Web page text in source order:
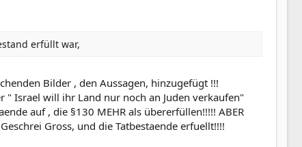
neuen Thread eine Entschuldigung setzen.
erfüllt war,
Bilder , den Aussagen, hinzugefügt !!!
" Israel will ihr Land nur noch an Juden verkaufen"
auf , die §130 MEHR als übererfüllen!!!!! ABER
Gross, und die Tatbestaende erfuellt!!!!